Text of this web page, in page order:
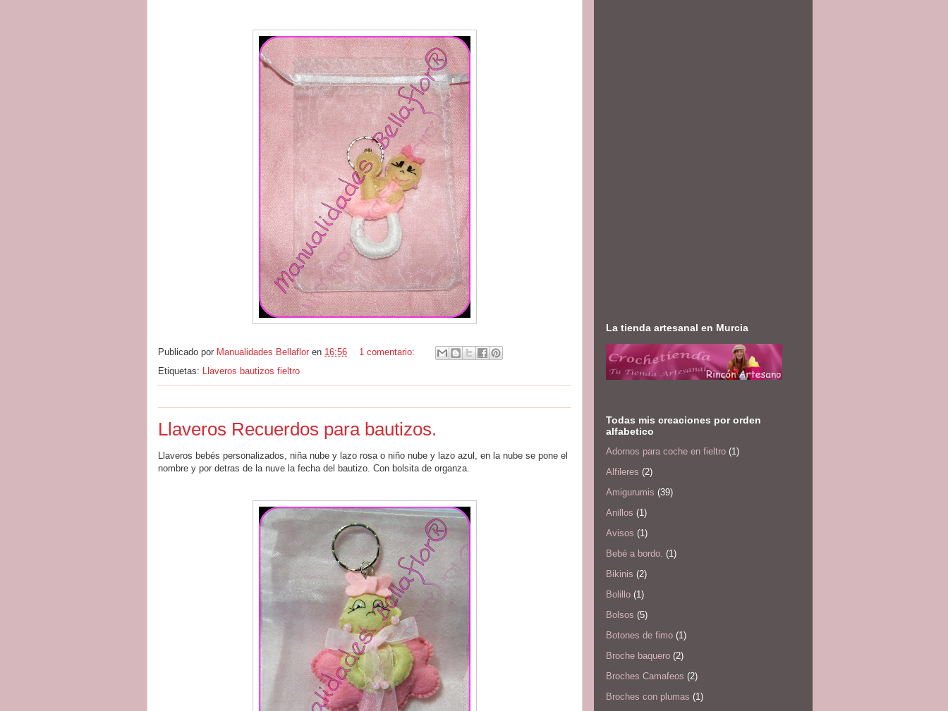
Publicado por Manualidades Bellaflor en 16:56
1 comentario:
Etiquetas: Llaveros bautizos fieltro
Llaveros Recuerdos para bautizos.
Llaveros bebés personalizados, niña nube y lazo rosa o niño nube y lazo azul, en la nube se pone el
nombre y por detras de la nuve la fecha del bautizo. Con bolsita de organza.
La tienda artesanal en Murcia
Todas mis creaciones por orden
alfabetico
Adornos para coche en fieltro (1)
Alfileres (2)
Amigurumis (39)
Anillos (1)
Avisos (1)
Bebé a bordo. (1)
Bikinis (2)
Bolillo (1)
Bolsos (5)
Botones de fimo (1)
Broche baquero (2)
Broches Camafeos (2)
Broches con plumas (1)